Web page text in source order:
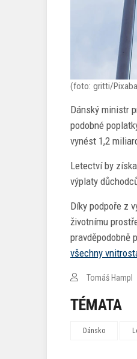
(foto: gritti/
Dánský ministr
podobné
vynést 1,2
Letectví by
výplaty
Díky podpoře z
životnímu
pravděpodobně
všechny
Tomáš Hampl
TÉMATA
Dánsko